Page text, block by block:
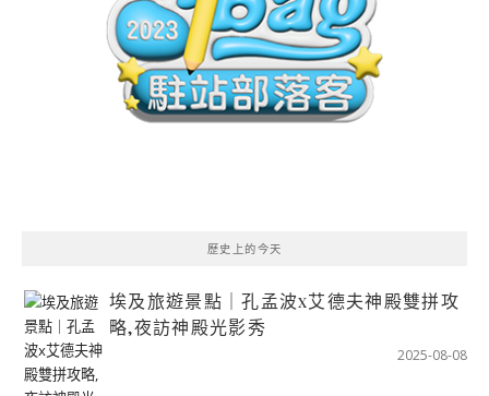
歷史上的今天
埃及旅遊景點｜孔孟波x艾德夫神殿雙拼攻
略,夜訪神殿光影秀
2025-08-08